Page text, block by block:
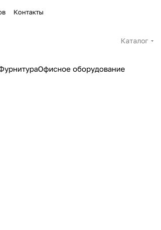
Контакты
Каталог
Офисное оборудование